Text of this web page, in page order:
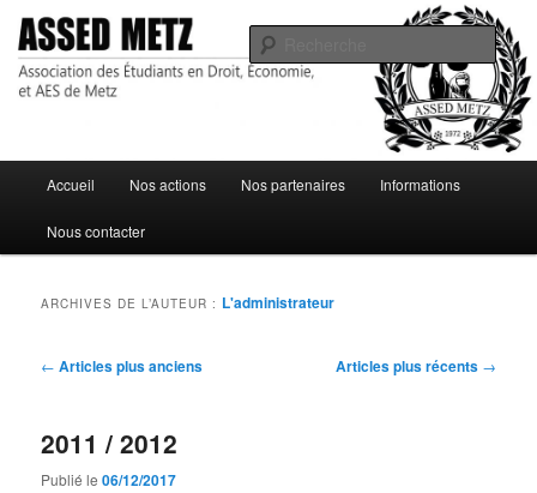
ASSED Metz
Association des Étudiants en Droit, Économie, et AES de Metz
principal
Aller
au
Aller
au
Accueil Nos actions Nos partenaires Informations
Nous contacter
ARCHIVES DE L’AUTEUR : L'administrateur
Navigation
← Articles plus anciens Articles plus récents →
2011 / 2012
Publié le06/12/2017